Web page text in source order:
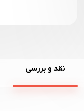
نقد و بررسی